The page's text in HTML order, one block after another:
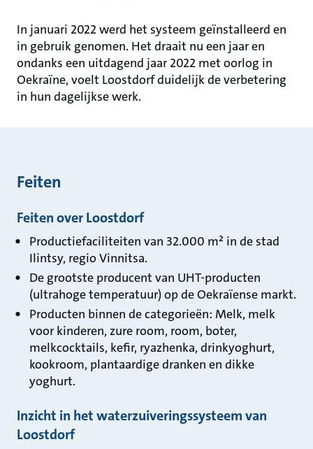
In januari 2022 werd het systeem geïnstalleerd en
in gebruik genomen. Het draait nu een jaar en
ondanks een uitdagend jaar 2022 met oorlog in
Oekraïne, voelt Loostdorf duidelijk de verbetering
in hun dagelijkse werk.
Feiten
Feiten over Loostdorf
Productiefaciliteiten van 32.000 m² in de stad
Ilintsy, regio Vinnitsa.
De grootste producent van UHT-producten
(ultrahoge temperatuur) op de Oekraïense markt.
Producten binnen de categorieën: Melk, melk
voor kinderen, zure room, room, boter,
melkcocktails, kefir, ryazhenka, drinkyoghurt,
kookroom, plantaardige dranken en dikke
yoghurt.
Inzicht in het waterzuiveringssysteem van
Loostdorf